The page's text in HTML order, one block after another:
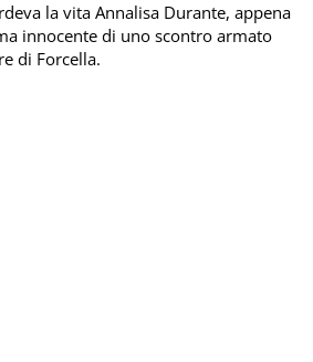
la vita Annalisa Durante, appena
innocente di uno scontro armato
di Forcella.